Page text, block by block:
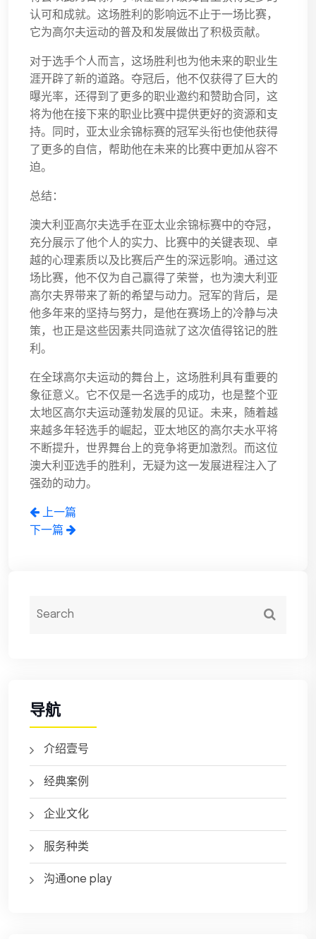
认可和成就。这场胜利的影响远不止于一场比赛，
它为高尔夫运动的普及和发展做出了积极贡献。
对于选手个人而言，这场胜利也为他未来的职业生
涯开辟了新的道路。夺冠后，他不仅获得了巨大的
曝光率，还得到了更多的职业邀约和赞助合同，这
将为他在接下来的职业比赛中提供更好的资源和支
持。同时，亚太业余锦标赛的冠军头衔也使他获得
了更多的自信，帮助他在未来的比赛中更加从容不
迫。
总结：
澳大利亚高尔夫选手在亚太业余锦标赛中的夺冠，
充分展示了他个人的实力、比赛中的关键表现、卓
越的心理素质以及比赛后产生的深远影响。通过这
场比赛，他不仅为自己赢得了荣誉，也为澳大利亚
高尔夫界带来了新的希望与动力。冠军的背后，是
他多年来的坚持与努力，是他在赛场上的冷静与决
策，也正是这些因素共同造就了这次值得铭记的胜
利。
在全球高尔夫运动的舞台上，这场胜利具有重要的
象征意义。它不仅是一名选手的成功，也是整个亚
太地区高尔夫运动蓬勃发展的见证。未来，随着越
来越多年轻选手的崛起，亚太地区的高尔夫水平将
不断提升，世界舞台上的竞争将更加激烈。而这位
澳大利亚选手的胜利，无疑为这一发展进程注入了
强劲的动力。
上一篇
下一篇
导航
介绍壹号
经典案例
企业文化
服务种类
沟通one play